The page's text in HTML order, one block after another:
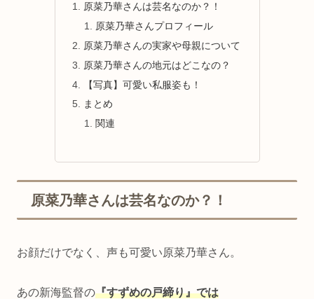
原菜乃華さんは芸名なのか？！
原菜乃華さんプロフィール
原菜乃華さんの実家や母親について
原菜乃華さんの地元はどこなの？
【写真】可愛い私服姿も！
まとめ
関連
原菜乃華さんは芸名なのか？！
お顔だけでなく、声も可愛い原菜乃華さん。
あの新海監督の『すずめの戸締り』では